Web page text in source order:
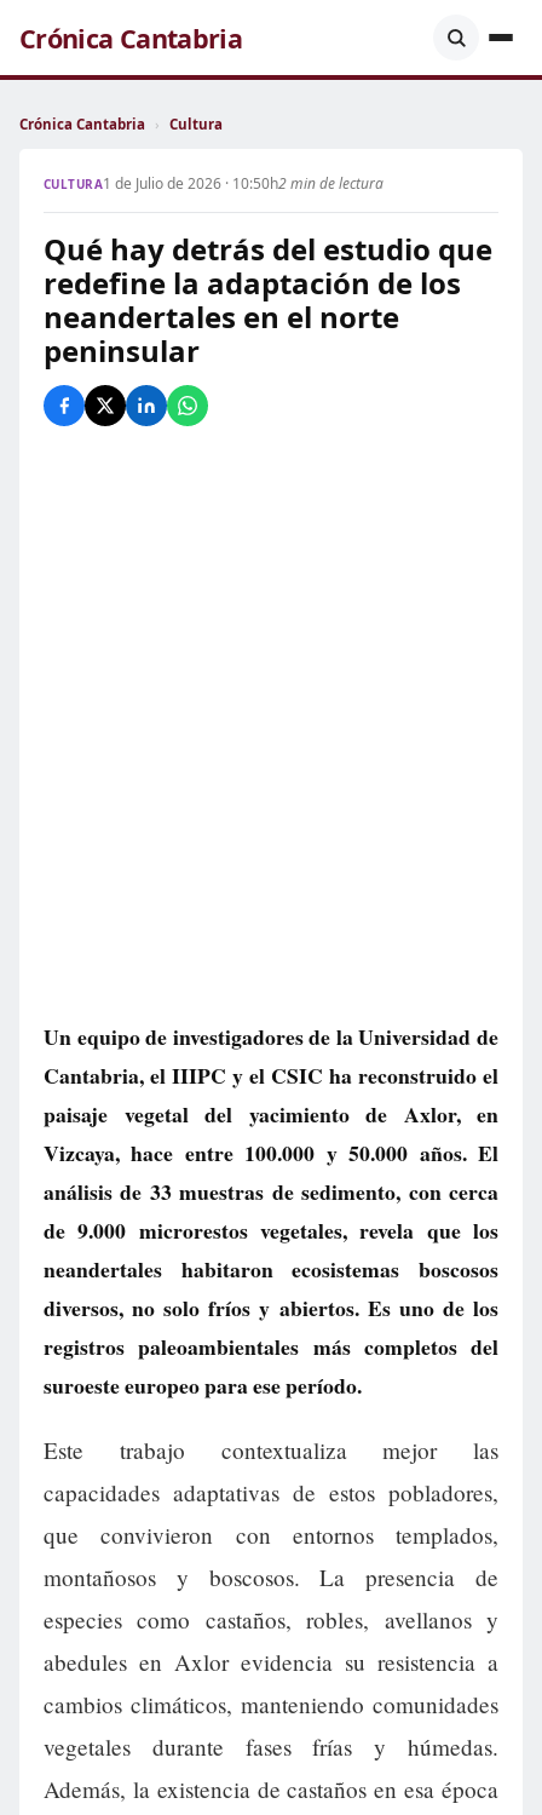
Crónica Cantabria
Crónica Cantabria › Cultura
CULTURA1 de Julio de 2026 · 10:50h2 min de lectura
Qué hay detrás del estudio que
redefine la adaptación de los
neandertales en el norte
peninsular
Un equipo de investigadores de la Universidad de
Cantabria, el IIIPC y el CSIC ha reconstruido el
paisaje vegetal del yacimiento de Axlor, en
Vizcaya, hace entre 100.000 y 50.000 años. El
análisis de 33 muestras de sedimento, con cerca
de 9.000 microrestos vegetales, revela que los
neandertales habitaron ecosistemas boscosos
diversos, no solo fríos y abiertos. Es uno de los
registros paleoambientales más completos del
suroeste europeo para ese período.
Este trabajo contextualiza mejor las
capacidades adaptativas de estos pobladores,
que convivieron con entornos templados,
montañosos y boscosos. La presencia de
especies como castaños, robles, avellanos y
abedules en Axlor evidencia su resistencia a
cambios climáticos, manteniendo comunidades
vegetales durante fases frías y húmedas.
Además, la existencia de castaños en esa época